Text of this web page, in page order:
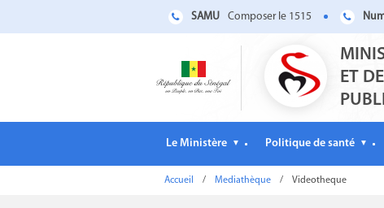
SAMU Composer le 1515
ET
Le Ministère ▼ Politique de santé ▼
Accueil / Mediathèque / Videotheque